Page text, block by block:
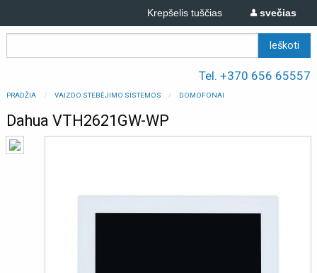
svečias
Krepšelis tuščias
Tel. +370 656 65557
PRADŽIA VAIZDO STEBĖJIMO SISTEMOS DOMOFONAI
Dahua VTH2621GW-WP